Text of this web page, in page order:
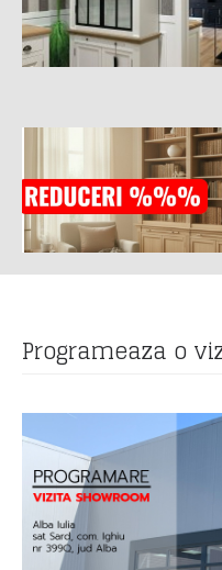
Programeaza o